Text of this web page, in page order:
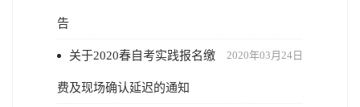
告
2020年03月24日
关于2020春自考实践报名缴
费及现场确认延迟的通知